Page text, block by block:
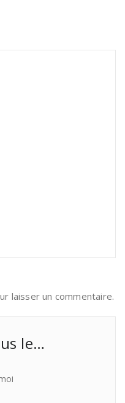
laisser un commentaire.
le…